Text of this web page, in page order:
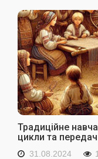
Традиційне
цикли та
31.08.2024